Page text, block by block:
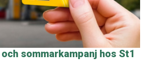
sommarkampanj hos St1